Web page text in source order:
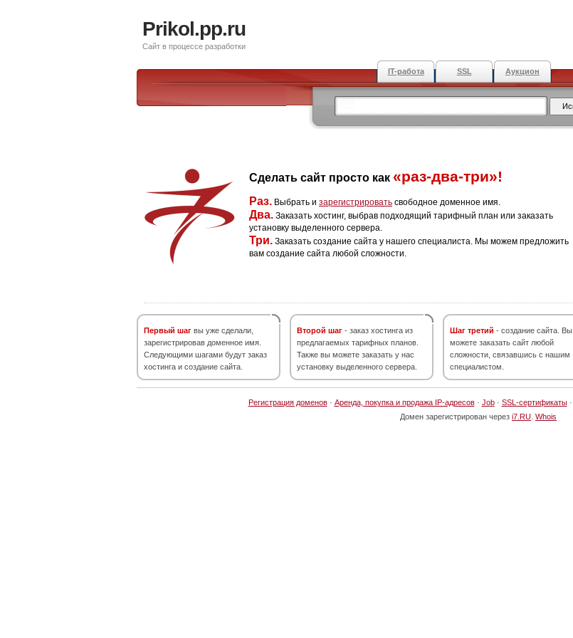
Prikol.pp.ru
Сайт в процессе разработки
IT-работа SSL Аукцион
Сделать сайт просто как «раз-два-три»!
Раз. Выбрать и зарегистрировать свободное доменное имя.
Два. Заказать хостинг, выбрав подходящий тарифный план или заказать
установку выделенного сервера.
Три. Заказать создание сайта у нашего специалиста. Мы можем предложить
вам создание сайта любой сложности.
Первый шаг вы уже сделали,
зарегистрировав доменное имя.
Следующими шагами будут заказ
хостинга и создание сайта.
Второй шаг - заказ хостинга из
предлагаемых тарифных планов.
Также вы можете заказать у нас
установку выделенного сервера.
Шаг третий - создание сайта. Вы
можете заказать сайт любой
сложности, связавшись с нашим
специалистом.
Регистрация доменов· Аренда, покупка и продажа IP-адресов· Job· SSL-сертификаты·
Домен зарегистрирован через i7.RU Whois